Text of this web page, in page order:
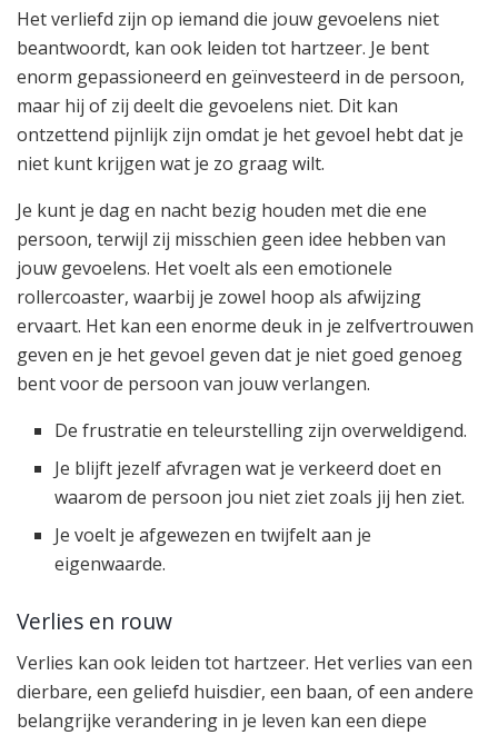
Het verliefd zijn op iemand die jouw gevoelens niet
beantwoordt, kan ook leiden tot hartzeer. Je bent
enorm gepassioneerd en geïnvesteerd in de persoon,
maar hij of zij deelt die gevoelens niet. Dit kan
ontzettend pijnlijk zijn omdat je het gevoel hebt dat je
niet kunt krijgen wat je zo graag wilt.
Je kunt je dag en nacht bezig houden met die ene
persoon, terwijl zij misschien geen idee hebben van
jouw gevoelens. Het voelt als een emotionele
rollercoaster, waarbij je zowel hoop als afwijzing
ervaart. Het kan een enorme deuk in je zelfvertrouwen
geven en je het gevoel geven dat je niet goed genoeg
bent voor de persoon van jouw verlangen.
De frustratie en teleurstelling zijn overweldigend.
Je blijft jezelf afvragen wat je verkeerd doet en
waarom de persoon jou niet ziet zoals jij hen ziet.
Je voelt je afgewezen en twijfelt aan je
eigenwaarde.
Verlies en rouw
Verlies kan ook leiden tot hartzeer. Het verlies van een
dierbare, een geliefd huisdier, een baan, of een andere
belangrijke verandering in je leven kan een diepe